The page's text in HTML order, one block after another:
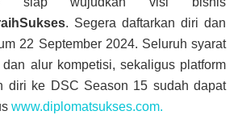
. Segera daftarkan diri dan
22 September 2024. Seluruh syarat
alur kompetisi, sekaligus platform
diri ke DSC Season 15 sudah dapat
www.diplomatsukses.com.